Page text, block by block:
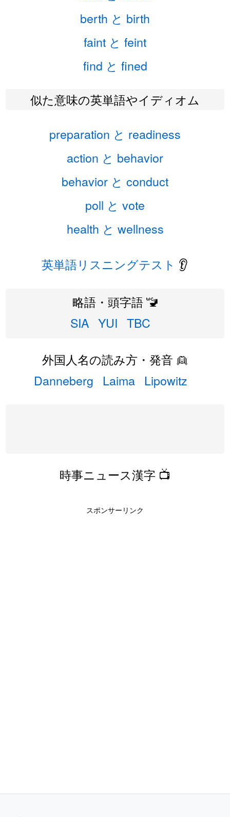
berth と birth
faint と feint
find と fined
似た意味の英単語やイディオム
preparation と readiness
action と behavior
behavior と conduct
poll と vote
health と wellness
英単語リスニングテスト 👂
略語・頭字語 🚾
SIA YUI TBC
外国人名の読み方・発音 👱
Danneberg Laima Lipowitz
時事ニュース漢字 📺
スポンサーリンク